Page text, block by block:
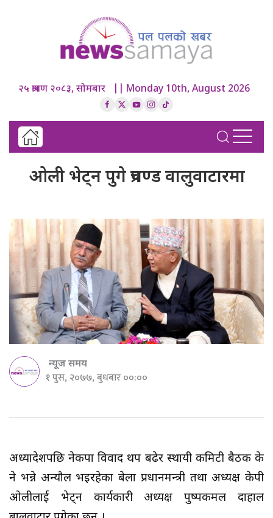
२५ श्रावण २०८३, सोमबार || Monday 10th, August 2026
ओली भेट्न पुगे प्रचण्ड वालुवाटारमा
न्यूज समय
१ पुस, २०७७, बुधबार ००:००
अध्यादेशपछि नेकपा विवाद थप बढेर स्थायी कमिटी बैठक के
हुने भन्ने अन्यौल भइरहेका बेला प्रधानमन्त्री तथा अध्यक्ष केपी
ओलीलाई भेट्न कार्यकारी अध्यक्ष पुष्पकमल दाहाल